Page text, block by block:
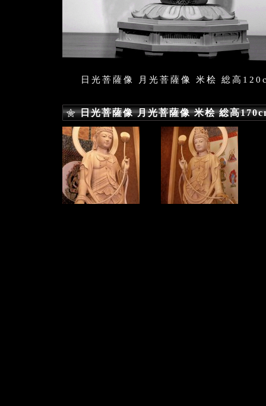
日光菩薩像 月光菩薩像 米桧 総高
日光菩薩像 月光菩薩像 米桧 総高